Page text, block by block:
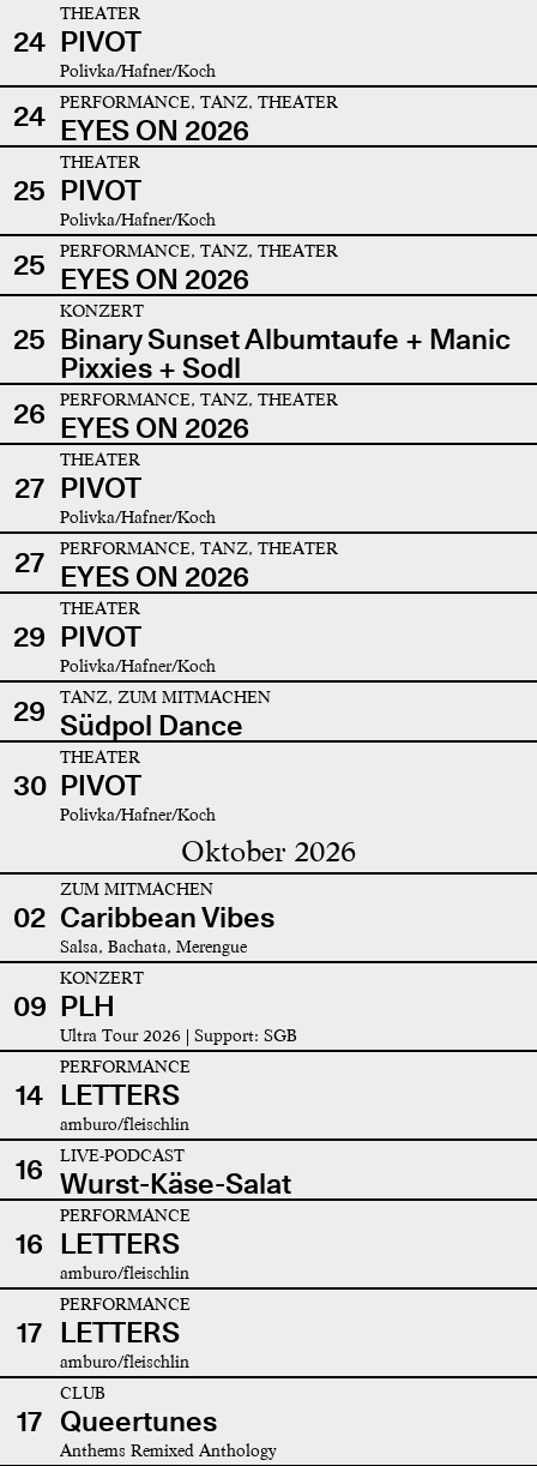
24
THEATER
PIVOT
Polivka/Hafner/Koch
24 PERFORMANCE, TANZ, THEATER
EYES ON 2026
25
THEATER
PIVOT
Polivka/Hafner/Koch
25 PERFORMANCE, TANZ, THEATER
EYES ON 2026
25
KONZERT
Binary Sunset Albumtaufe + Manic
Pixxies + Sodl
26
PERFORMANCE, TANZ, THEATER
EYES ON 2026
27
THEATER
PIVOT
Polivka/Hafner/Koch
27 PERFORMANCE, TANZ, THEATER
EYES ON 2026
29
THEATER
PIVOT
Polivka/Hafner/Koch
29 TANZ, ZUM MITMACHEN
Südpol Dance
30
THEATER
PIVOT
Polivka/Hafner/Koch
Oktober 2026
02
ZUM MITMACHEN
Caribbean Vibes
Salsa, Bachata, Merengue
09
KONZERT
PLH
Ultra Tour 2026 | Support: SGB
14
PERFORMANCE
LETTERS
amburo/fleischlin
16 LIVE-PODCAST
Wurst-Käse-Salat
16
PERFORMANCE
LETTERS
amburo/fleischlin
17
PERFORMANCE
LETTERS
amburo/fleischlin
17
CLUB
Queertunes
Anthems Remixed Anthology